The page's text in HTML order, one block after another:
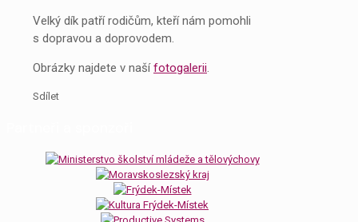
Velký dík patří rodičům, kteří nám pomohli
s dopravou a doprovodem.
Obrázky najdete v našífotogalerii.
Sdílet